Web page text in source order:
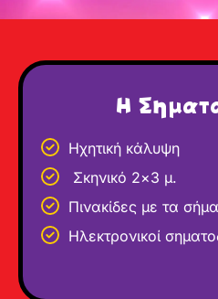
Η
Ηχητική κάλυψη
Σκηνικό 2×3 μ.
Πινακίδες με τα
Ηλεκτρονικοί